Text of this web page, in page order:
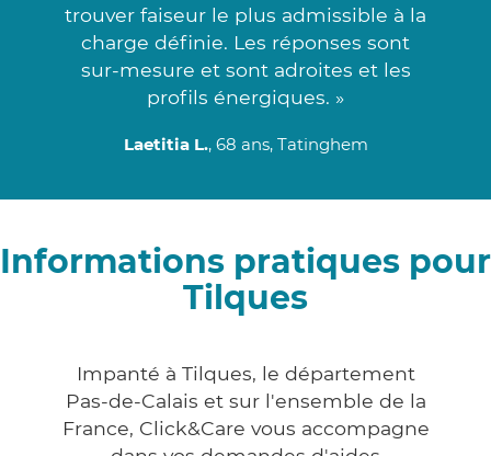
trouver faiseur le plus admissible à la
charge définie. Les réponses sont
sur-mesure et sont adroites et les
profils énergiques. »
Laetitia L., 68 ans, Tatinghem
Informations pratiques pour
Tilques
Impanté à Tilques, le département
Pas-de-Calais et sur l'ensemble de la
France, Click&Care vous accompagne